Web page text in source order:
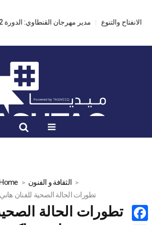
مدير مهرجان القنطاوي: الدورة 42 مهددة بسبب تأخر
الثقافة و الفنون
تطورات الحالة الصحية للفنان
تطورات الحالة